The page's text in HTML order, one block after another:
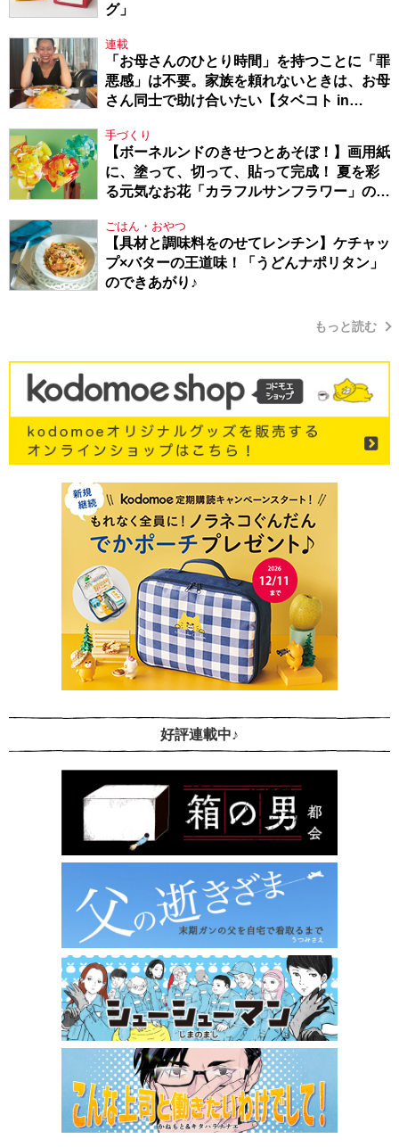
グ」
連載
「お母さんのひとり時間」を持つことに「罪
悪感」は不要。家族を頼れないときは、お母
さん同士で助け合いたい【タベコト in
手づくり
【ボーネルンドのきせつとあそぼ！】画用紙
に、塗って、切って、貼って完成！ 夏を彩
る元気なお花「カラフルサンフラワー」の作
ごはん・おやつ
【具材と調味料をのせてレンチン】ケチャッ
プ×バターの王道味！「うどんナポリタン」
のできあがり♪
もっと読む
好評連載中♪